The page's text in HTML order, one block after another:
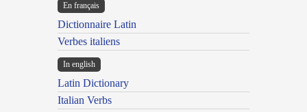
En français
Dictionnaire Latin
Verbes italiens
In english
Latin Dictionary
Italian Verbs